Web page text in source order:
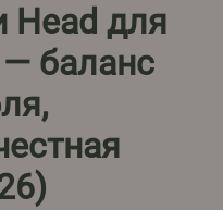
Head для
баланс